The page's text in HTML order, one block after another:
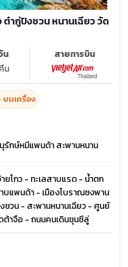
น
น
สายการบิน
บนเครื่อง
รักษ์หมีแพนด้า สะพานหนาน
โกว - ทะเลสาบแรด - น้ำตก
บแพนด้า - เมืองโบราณซงพาน
ชวน - สะพานหนานเฉียว - ศูนย์
าจือ - ถนนคนเดินชุนซีลู่